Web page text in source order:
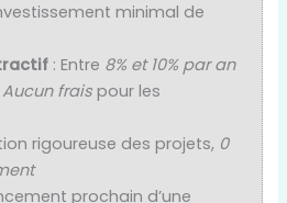
minimal de
: Entre 8% et 10% par an
Aucun frais pour les
rigoureuse des projets, 0
prochain d’une